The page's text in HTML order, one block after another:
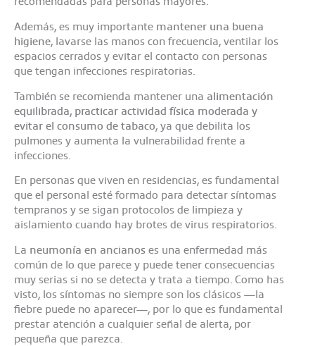
Además, es muy importante mantener una buena
higiene, lavarse las manos con frecuencia, ventilar los
espacios cerrados y evitar el contacto con personas
que tengan infecciones respiratorias.
También se recomienda mantener una alimentación
equilibrada, practicar actividad física moderada y
evitar el consumo de tabaco, ya que debilita los
pulmones y aumenta la vulnerabilidad frente a
infecciones.
En personas que viven en residencias, es fundamental
que el personal esté formado para detectar síntomas
tempranos y se sigan protocolos de limpieza y
aislamiento cuando hay brotes de virus respiratorios.
La neumonía en ancianos es una enfermedad más
común de lo que parece y puede tener consecuencias
muy serias si no se detecta y trata a tiempo. Como has
visto, los síntomas no siempre son los clásicos —la
fiebre puede no aparecer—, por lo que es fundamental
prestar atención a cualquier señal de alerta, por
pequeña que parezca.